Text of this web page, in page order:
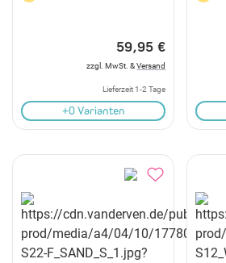
59,95 €
zzgl. MwSt. &Versand
Lieferzeit 1-2 Tage
+0 Varianten